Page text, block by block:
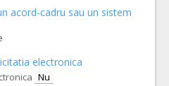
acord-cadru sau un sistem
electronica
Nu